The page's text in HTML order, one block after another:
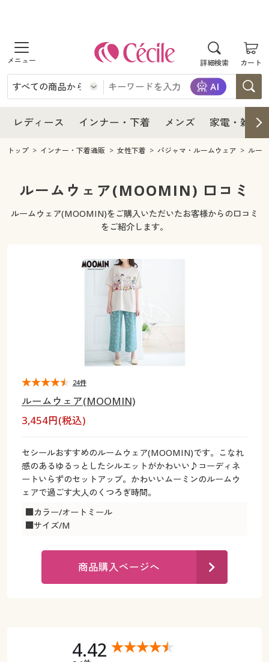
詳細検索 カート
商品を探す
レディース
レディースファッション
インナー・下着
インナー・下着通販すべて
メンズ下着
メンズ
メンズ通販すべて
メンズファッション
家電・雑貨
家電・雑貨すべて
キッチン・雑貨・日用品
寝具・インテリア・家具
カーテン・ラグ・ファブリック
美容・健康・サプリメント
ジュニア・ティーンズ下着
大きいサイズ通販すべて
大きいサイズ レディース服
大きいサイズ レディース下着
大きいサイズ メンズ
大きいサイズ 事務・制服
バーゲンセール
シークレットセール
詳細検索
商品カテゴリ一覧
カタログ・チラシからのご注文
デジタルカタログ
レディース インナー・下着 メンズ 家電・雑貨
レディース
レディース通販すべて
レディースファッション
インナー・下着
インナー・下着通販すべて
ジュニア・ティーンズ下着
メンズ
メンズ下着
家電
寝具・インテリア・家具通販すべて
カーテン・ラグ・ファブリック
美容・健康
美容・健康・サプリメント
ジュニア・ティーンズ下着
大きいサイズ通販すべて
大きいサイズ レディース服
大きいサイズ レディース下着
大きいサイズ メンズ
シークレットセール
商品カテゴリ一覧
カタログ
デジタルカタログ
カタログ無料プレゼント
会員メニュー
トップ インナー・下着通販 女性下着 パジャマ・ルームウェア ルー
ルームウェア(MOOMIN) 口コミ
ルームウェア(MOOMIN)をご購入いただいたお客様からの口コミ
をご紹介します。
ルームウェア(MOOMIN)
3,454円(税込)
セシールおすすめのルームウェア(MOOMIN)です。こなれ
感のあるゆるっとしたシルエットがかわいい♪コーディネ
ートいらずのセットアップ。かわいいムーミンのルームウ
ェアで過ごす大人のくつろぎ時間。
■カラー/オートミール
■サイズ/M
24件
商品購入ページへ
4.42